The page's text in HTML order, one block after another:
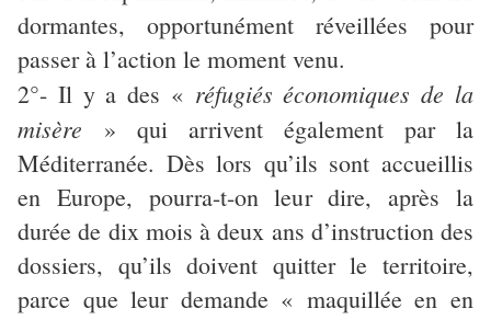
dormantes, opportunément réveillées pour
passer à l’action le moment venu.
2°- Il y a des « réfugiés économiques de la
misère » qui arrivent également par la
Méditerranée. Dès lors qu’ils sont accueillis
en Europe, pourra-t-on leur dire, après la
durée de dix mois à deux ans d’instruction des
dossiers, qu’ils doivent quitter le territoire,
parce que leur demande « maquillée en en